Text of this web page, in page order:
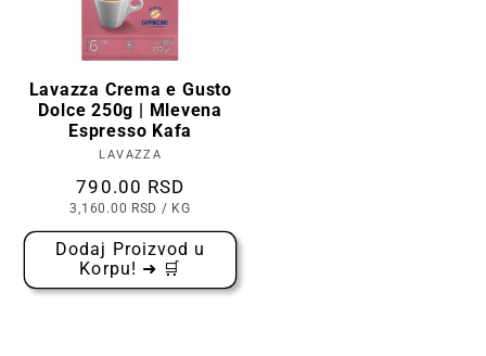
Lavazza Crema e Gusto
Dolce 250g | Mlevena
Espresso Kafa
Prodavac:
LAVAZZA
Cena
790.00 RSD
CENA
KOMADU
3,160.00 RSD / PO
KG
Dodaj Proizvod u
Korpu! ➜ 🛒